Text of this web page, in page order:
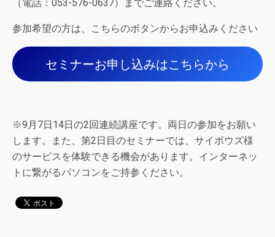
（電話：053-576-0637）までご連絡ください。
参加希望の方は、こちらのボタンからお申込みください
セミナーお申し込みはこちらから
※9月7日14日の2回連続講座です。両日の参加をお願い
します。また、第2日目のセミナーでは、サイボウズ様
のサービスを体験できる機会があります。インターネッ
トに繋がるパソコンをご持参ください。